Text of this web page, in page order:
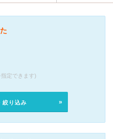
定できます)
絞り込み